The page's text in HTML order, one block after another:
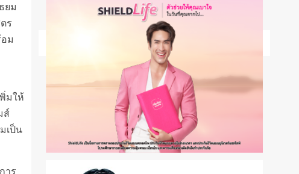
ยม
ร
ม
มให้
ส์
เป็น
าร